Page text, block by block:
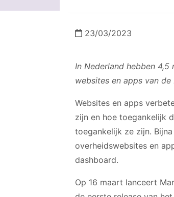
23/03/2023
In Nederland hebben
websites en apps van
Websites en apps
zijn en hoe toegankelijk
toegankelijk ze zijn.
overheidswebsites en
dashboard.
Op 16 maart lanceert